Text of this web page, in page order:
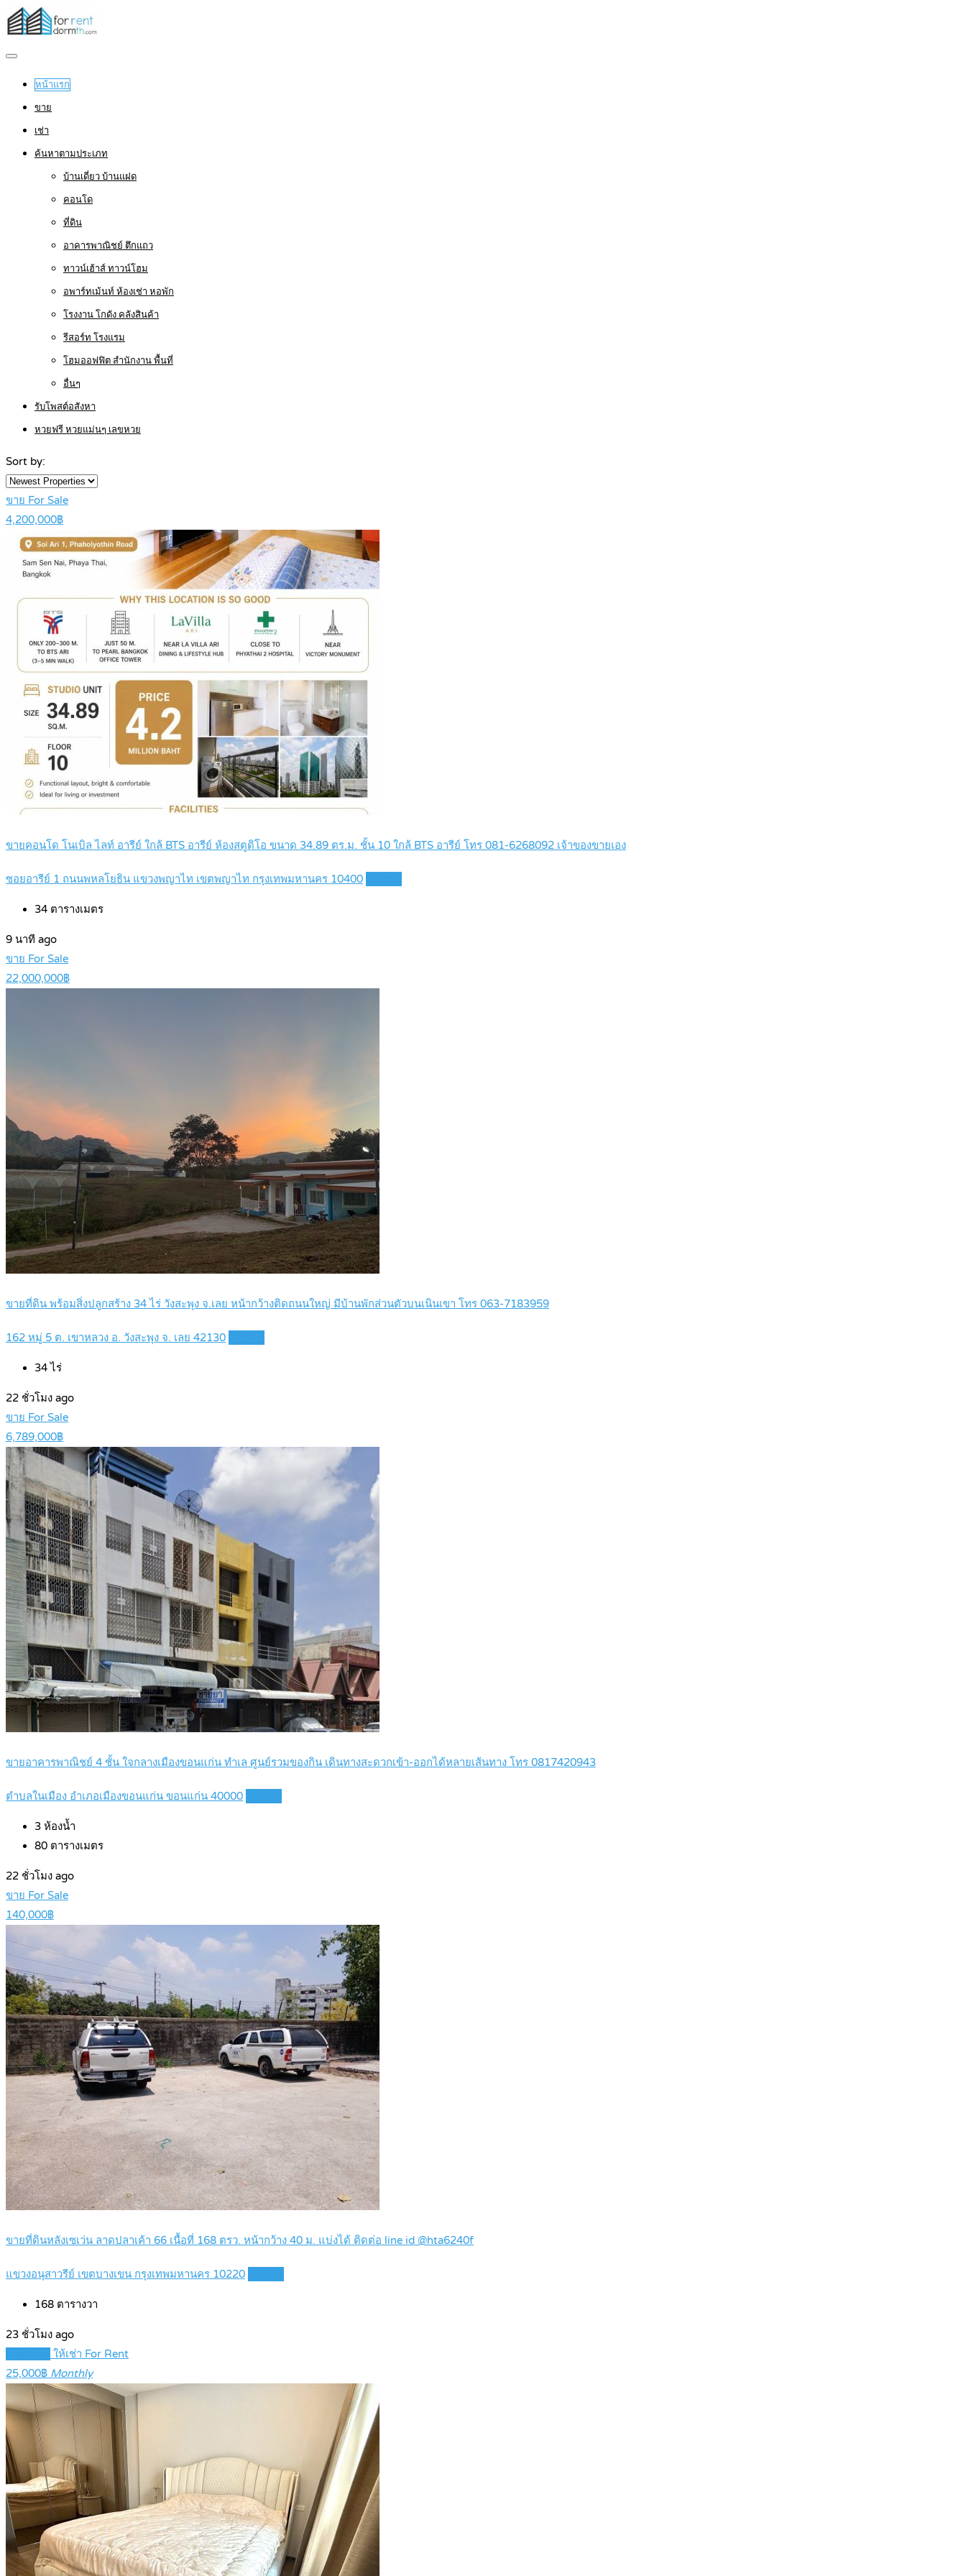
หน้าแรก
ขาย
เช่า
ค้นหาตามประเภท
บ้านเดี่ยว บ้านแฝด
คอนโด
ที่ดิน
อาคารพาณิชย์ ตึกแถว
ทาวน์เฮ้าส์ ทาวน์โฮม
อพาร์ทเม้นท์ ห้องเช่า หอพัก
โรงงาน โกดัง คลังสินค้า
รีสอร์ท โรงแรม
โฮมออฟฟิต สำนักงาน พื้นที่
อื่นๆ
รับโพสต์อสังหา
หวยฟรี หวยแม่นๆ เลขหวย
Sort by:
ขาย For Sale
4,200,000฿
ขายคอนโด โนเบิล ไลท์ อารีย์ ใกล้ BTS อารีย์ ห้องสตูดิโอ ขนาด 34.89 ตร.ม. ชั้น 10 ใกล้ BTS อารีย์ โทร 081-6268092 เจ้าของขายเอง
ซอยอารีย์ 1 ถนนพหลโยธิน แขวงพญาไท เขตพญาไท กรุงเทพมหานคร 10400
34 ตารางเมตร
9 นาที ago
ขาย For Sale
22,000,000฿
ขายที่ดิน พร้อมสิ่งปลูกสร้าง 34 ไร่ วังสะพุง จ.เลย หน้ากว้างติดถนนใหญ่ มีบ้านพักส่วนตัวบนเนินเขา โทร 063-7183959
162 หมู่ 5 ต. เขาหลวง อ. วังสะพุง จ. เลย 42130
34ไร่
22 ชั่วโมง ago
ขาย For Sale
6,789,000฿
ขายอาคารพาณิชย์ 4 ชั้น ใจกลางเมืองขอนแก่น ทำเล ศูนย์รวมของกิน เดินทางสะดวกเข้า-ออกได้หลายเส้นทาง โทร 0817420943
ตำบลในเมือง อำเภอเมืองขอนแก่น ขอนแก่น 40000
3 ห้องน้ำ
80 ตารางเมตร
22 ชั่วโมง ago
ขาย For Sale
140,000฿
ขายที่ดินหลังเซเว่น ลาดปลาเค้า 66 เนื้อที่ 168 ตรว. หน้ากว้าง 40 ม. แบ่งได้ ติดต่อ line id @hta6240f
แขวงอนุสาวรีย์ เขตบางเขน กรุงเทพมหานคร 10220
168 ตารางวา
23 ชั่วโมง ago
ให้เช่า For Rent
25,000฿ Monthly